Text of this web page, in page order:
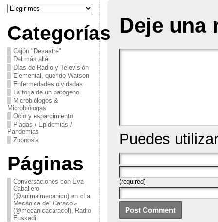
Archivos
Categorías
Cajón "Desastre"
Del más allá
Días de Radio y Televisión
Elemental, querido Watson
Enfermedades olvidadas
La forja de un patógeno
Microbiólogos &
Microbiólogas
Ocio y esparcimiento
Plagas / Epidemias /
Pandemias
Zoonosis
Páginas
Conversaciones con Eva
Caballero
(@animalmecanico) en «La
Mecánica del Caracol»
(@mecanicacaracol), Radio
Euskadi
Deje una
Puedes
(required)